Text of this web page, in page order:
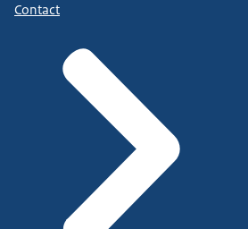
Contact